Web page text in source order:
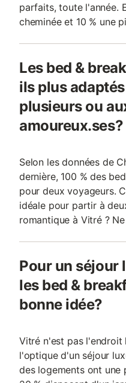
parfaits, toute l'année.
cheminée et 10 % une
Les bed &
ils plus
plusieurs ou
amoureux.ses?
Selon les données de
dernière, 100 % des
pour deux voyageurs.
idéale pour partir à
romantique à Vitré ?
Pour un séjour
les bed &
bonne idée?
Vitré n'est pas l'endroit
l'optique d'un séjour
des logements ont une